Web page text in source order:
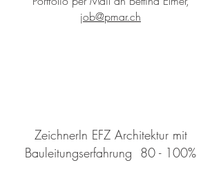
job@pmar.ch
ZeichnerIn EFZ Architektur mit
Bauleitungserfahrung 80 - 100%